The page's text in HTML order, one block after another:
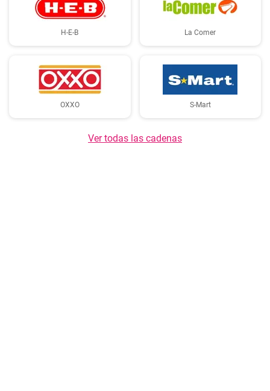
H-E-B La Comer
OXXO S-Mart
Ver todas las cadenas